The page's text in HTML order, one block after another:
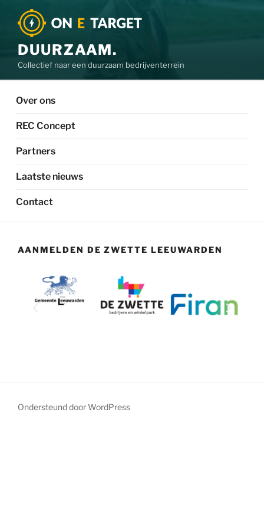
DUURZAAM.
Collectief naar een duurzaam bedrijventerrein
Over ons
REC Concept
Partners
Laatste nieuws
Contact
AANMELDEN DE ZWETTE LEEUWARDEN
Ondersteund door WordPress